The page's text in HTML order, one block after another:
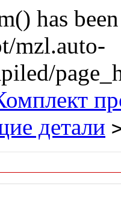
has
mzl.auto-
детали